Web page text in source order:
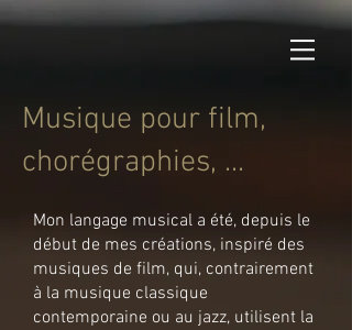
Musique pour film,
chorégraphies, ...
Mon langage musical a été, depuis le
début de mes créations, inspiré des
musiques de film, qui, contrairement
à la musique classique
contemporaine ou au jazz, utilisent la